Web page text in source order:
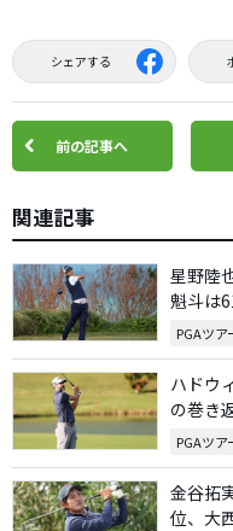
シェアする
前の記事へ
関連記事
星野陸
魁斗は
PGAツア
ハドウ
の巻き
PGAツア
金谷拓
位、大